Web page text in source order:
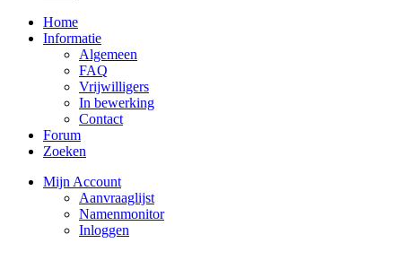
Home
Informatie
Algemeen
FAQ
Vrijwilligers
In bewerking
Contact
Forum
Zoeken
Mijn Account
Aanvraaglijst
Namenmonitor
Inloggen